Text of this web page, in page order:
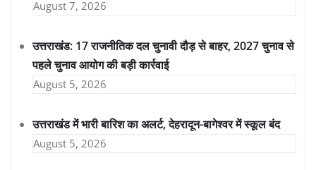
August 7, 2026
उत्तराखंड: 17 राजनीतिक दल चुनावी दौड़ से बाहर, 2027 चुनाव से
पहले चुनाव आयोग की बड़ी कार्रवाई
August 5, 2026
उत्तराखंड में भारी बारिश का अलर्ट, देहरादून-बागेश्वर में स्कूल बंद
August 5, 2026